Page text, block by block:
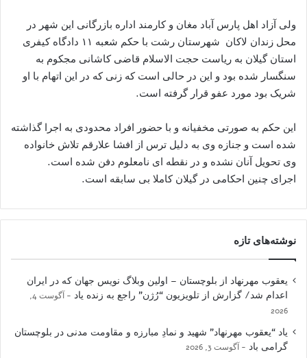
ولی آزاد اهل پارس آباد مغان و کارمند اداره بازرگانی این شهر در
محل زندان لاکان شهرستان رشت با حکم شعبه ۱۱ دادگاه کیفری
استان گیلان به ریاست حجت الاسلام قاضی کاشانی مجکوم به
سنگسار شده بود و این در حالی است که زنی که در این اتهام با او
شریک بود مورد عفو قرار گرفته است.
این حکم به صورتی مخفیانه و با حضور افراد محدودی به اجرا گذاشته
شده است و جنازه وی به دلیل ترس از افشا علارقم تلاش خانواده
وی تحویل آنان نشده و در نقطه ای نامعلوم دفن شده است.
اجرای چنین احکامی در گیلان کاملا بی سابقه است.
نوشته‌های تازه
یعقوب مهرنهاد از بلوچستان – اولین وبلاگ نویس جهان که در ایران
اعدام شد/ گزارش از تلویزیون “رُژن” راجع به زنده یاد
آگوست 4,
2026
یاد “یعقوب مهرنهاد” شهید و نمادِ مبارزه و مقاومت مدنی در بلوچستان
گرامی باد
آگوست 3, 2026